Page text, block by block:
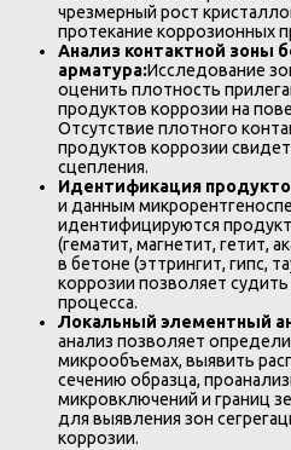
чрезмерный рост
протекание коррозионных
Анализ контактной зоны
арматура:Исследование
оценить плотность
продуктов коррозии на
Отсутствие плотного
продуктов коррозии
сцепления.
Идентификация
и данным
идентифицируются
(гематит, магнетит, гетит,
в бетоне (эттрингит, гипс,
коррозии позволяет
процесса.
Локальный элементный
анализ позволяет
микрообъемах, выявить
сечению образца,
микровключений и границ
для выявления зон
коррозии.